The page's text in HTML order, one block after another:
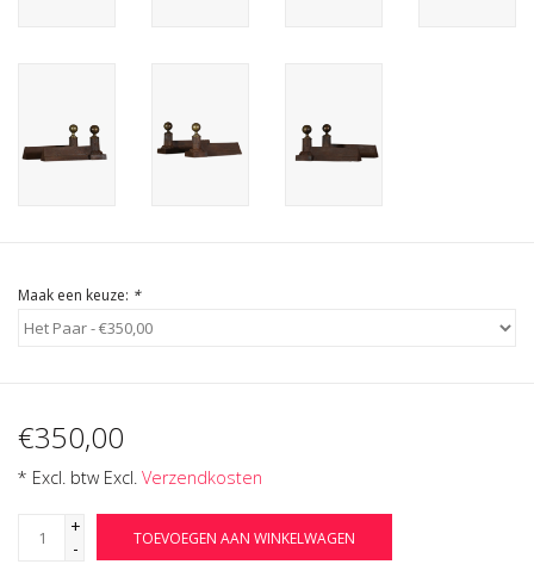
Maak een keuze: *
€350,00
* Excl. btw Excl. Verzendkosten
+
-
TOEVOEGEN AAN WINKELWAGEN